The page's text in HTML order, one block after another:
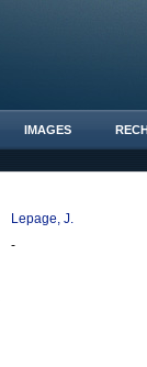
IMAGES
Lepage, J.
-